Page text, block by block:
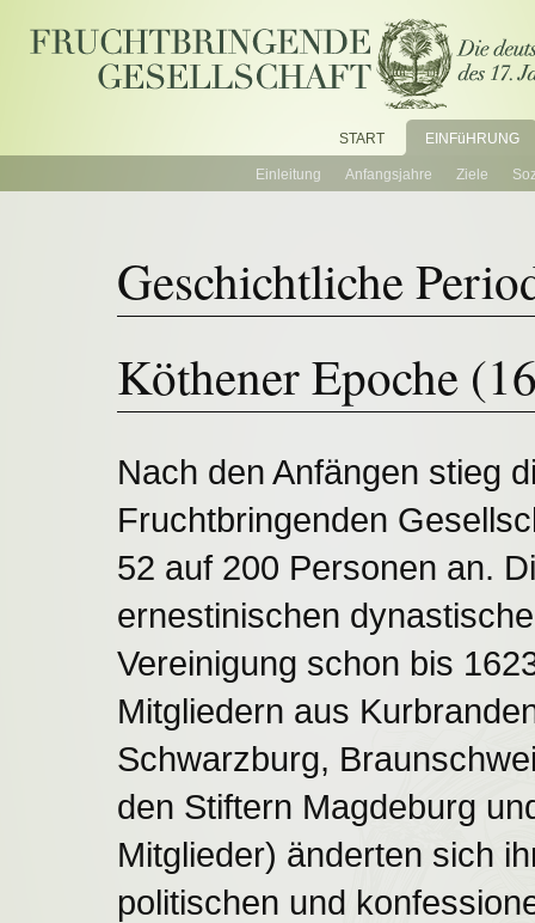
EINFüHRUNG
EINFüHRUNG
Einleitung Anfangsjahre Ziele
START
Geschichtliche
Köthener Epoche
Nach den Anfängen stieg
Fruchtbringenden
52 auf 200 Personen an.
ernestinischen
Vereinigung schon bis
Mitgliedern aus
Schwarzburg,
den Stiftern Magdeburg
Mitglieder) änderten sich
politischen und